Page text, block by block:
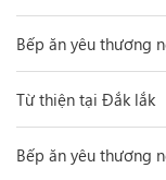
Bếp ăn yêu thương
Từ thiện tại Đắk lắk
Bếp ăn yêu thương